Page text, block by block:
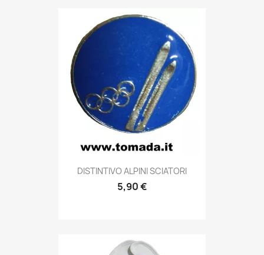
Anteprima
DISTINTIVO ALPINI SCIATORI
5,90 €